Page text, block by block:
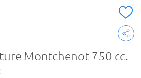
Montchenot 750 cc.